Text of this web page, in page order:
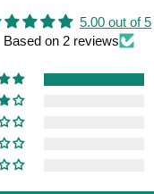
5.00 out of 5
Based on 2 reviews